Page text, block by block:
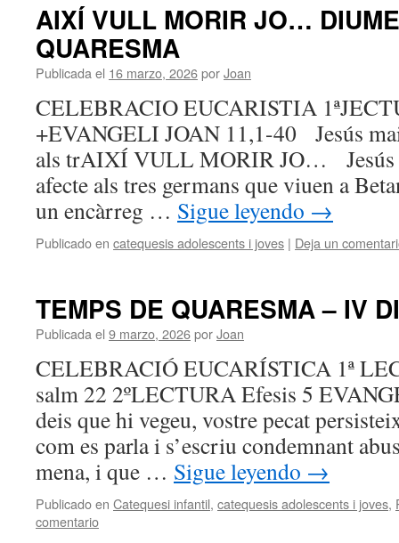
AIXÍ VULL MORIR JO…
QUARESMA
Publicada el 16 marzo, 2026porJoan
CELEBRACIO EUCARISTIA
+EVANGELI JOAN 11,1-40 Jesús mai
als trAIXÍ VULL MORIR JO… Jesús
afecte als tres germans que viuen a
un encàrreg … Sigue leyendo →
Publicado en catequesis adolescents i joves | Deja un
TEMPS DE QUARESMA – IV
Publicada el 9 marzo, 2026porJoan
CELEBRACIÓ EUCARÍSTICA 1ª
salm 22 2ºLECTURA Efesis 5
deis que hi vegeu, vostre pecat
com es parla i s’escriu condemnant
mena, i que … Sigue leyendo →
Publicado en Catequesi infantil, catequesis adolescents i joves,
comentario